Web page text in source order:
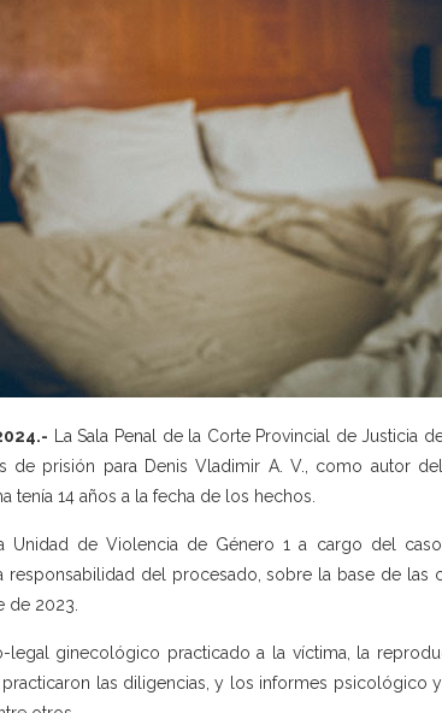
La Sala Penal de la Corte Provincial de Justicia
de prisión para Denis Vladimir A. V., como autor
tenía 14 años a la fecha de los hechos.
Unidad de Violencia de Género 1 a cargo del
del procesado, sobre la base de las
de 2023.
legal ginecológico practicado a la víctima, la
las diligencias, y los informes psicológico